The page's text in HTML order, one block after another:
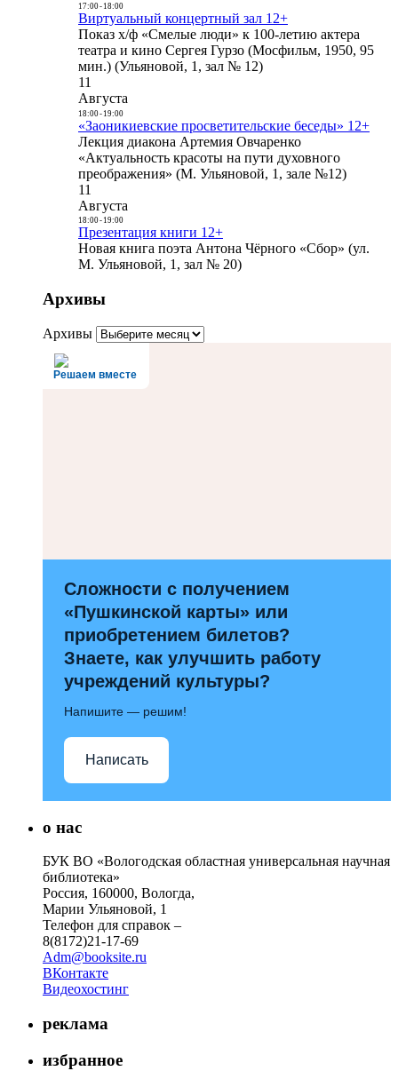
17:00- 18:00
Виртуальный концертный зал 12+
Показ х/ф «Смелые люди» к 100-летию актера
театра и кино Сергея Гурзо (Мосфильм, 1950, 95
мин.) (Ульяновой, 1, зал № 12)
11
Августа
18:00- 19:00
«Заоникиевские просветительские беседы» 12+
Лекция диакона Артемия Овчаренко
«Актуальность красоты на пути духовного
преображения» (М. Ульяновой, 1, зале №12)
11
Августа
18:00- 19:00
Презентация книги 12+
Новая книга поэта Антона Чёрного «Сбор» (ул.
М. Ульяновой, 1, зал № 20)
Архивы
Архивы
Решаем вместе
Сложности с получением
«Пушкинской карты» или
приобретением билетов?
Знаете, как улучшить работу
учреждений культуры?
Напишите — решим!
Написать
о нас
БУК ВО «Вологодская областная универсальная научная
библиотека»
Россия, 160000, Вологда,
Марии Ульяновой, 1
Телефон для справок –
8(8172)21-17-69
Adm@booksite.ru
ВКонтакте
Видеохостинг
реклама
избранное